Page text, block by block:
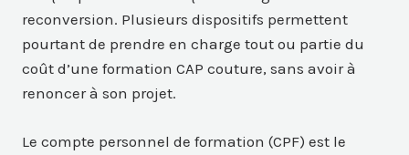
reconversion. Plusieurs dispositifs permettent
pourtant de prendre en charge tout ou partie du
coût d’une formation CAP couture, sans avoir à
renoncer à son projet.
Le compte personnel de formation (CPF) est le